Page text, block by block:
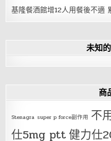
基隆餐酒館增12人用餐後不適
未知
商
Stenagra super p force副作用 不
仕5mg ptt健力仕